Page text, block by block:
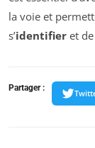
la voie et
s’identifier et
Partager :